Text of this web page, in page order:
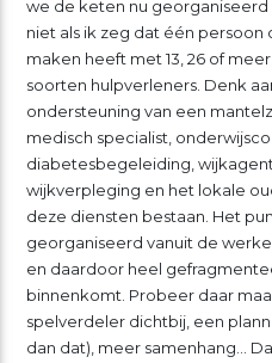
we de keten nu georganiseerd
niet als ik zeg dat één
maken heeft met 13, 26 of
soorten hulpverleners. Denk
ondersteuning van een
medisch specialist,
diabetesbegeleiding,
wijkverpleging en het lokale
deze diensten bestaan. Het
georganiseerd vanuit de
en daardoor heel
binnenkomt. Probeer daar
spelverdeler dichtbij, een
dan dat), meer samenhang…